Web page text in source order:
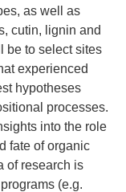
as well as
cutin, lignin and
be to select sites
experienced
hypotheses
processes.
into the role
fate of organic
of research is
(e.g.